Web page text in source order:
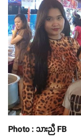
Photo : သားညီ FB